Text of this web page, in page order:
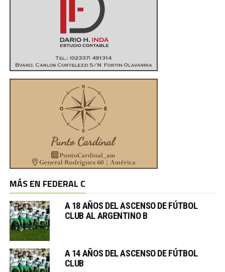
MÁS EN FEDERAL C
A 18 AÑOS DEL ASCENSO DE FÚTBOL
CLUB AL ARGENTINO B
A 14 AÑOS DEL ASCENSO DE FÚTBOL
CLUB